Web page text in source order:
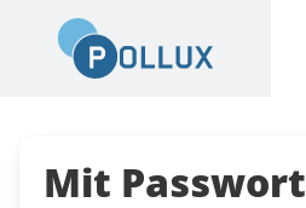
Mit Passwort